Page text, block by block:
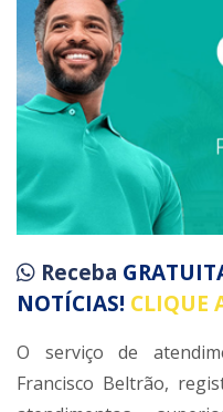
Receba
NOTÍCIAS! CLIQUE
O serviço de
Francisco Beltrão,